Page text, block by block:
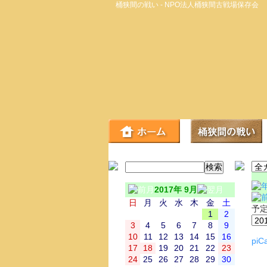
桶狭間の戦い - NPO法人桶狭間古戦場保存会
2017年 9月
日
月 火 水 木 金
土
1
2
3
4 5 6 7 8
9
10
11 12 13 14 15
16
17
18 19 20 21 22
23
24
25 26 27 28 29
30
予